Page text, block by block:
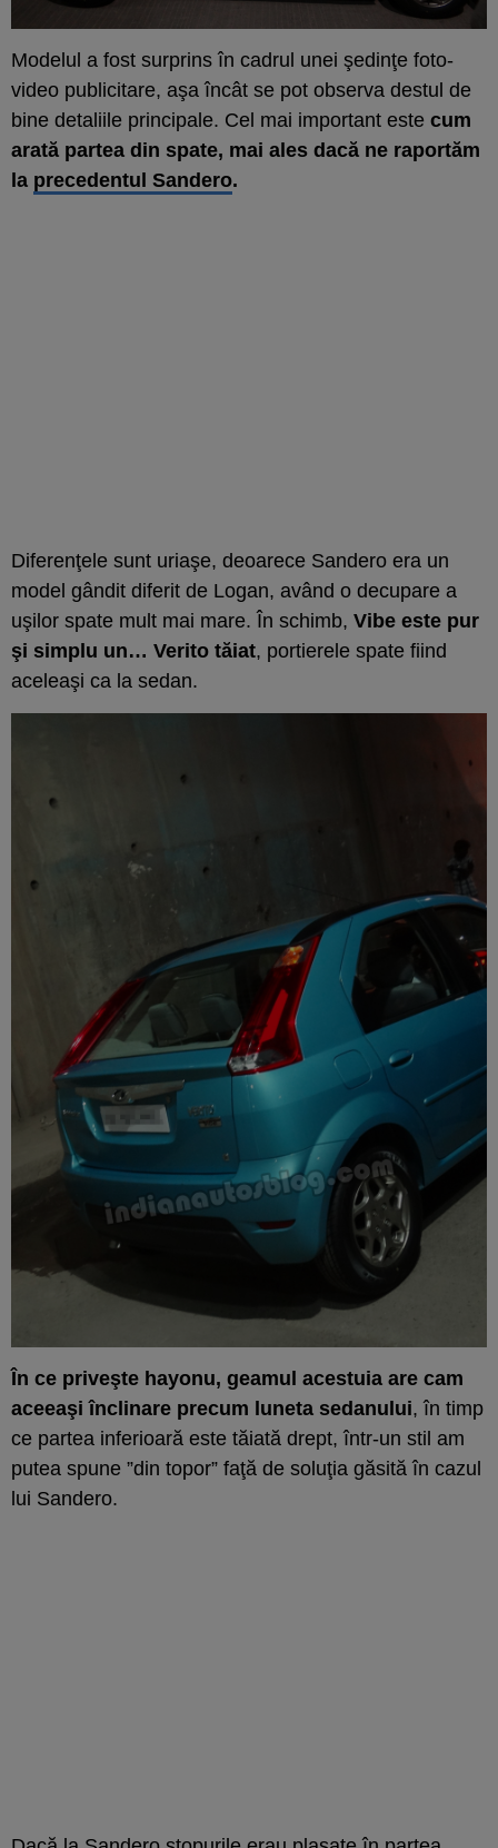
Modelul a fost surprins în cadrul unei şedinţe foto-
video publicitare, aşa încât se pot observa destul de
bine detaliile principale. Cel mai important este cum
arată partea din spate, mai ales dacă ne raportăm
la precedentul Sandero.
Diferenţele sunt uriaşe, deoarece Sandero era un
model gândit diferit de Logan, având o decupare a
uşilor spate mult mai mare. În schimb, Vibe este pur
şi simplu un… Verito tăiat, portierele spate fiind
aceleaşi ca la sedan.
În ce priveşte hayonu, geamul acestuia are cam
aceeaşi înclinare precum luneta sedanului, în timp
ce partea inferioară este tăiată drept, într-un stil am
putea spune ”din topor” faţă de soluţia găsită în cazul
lui Sandero.